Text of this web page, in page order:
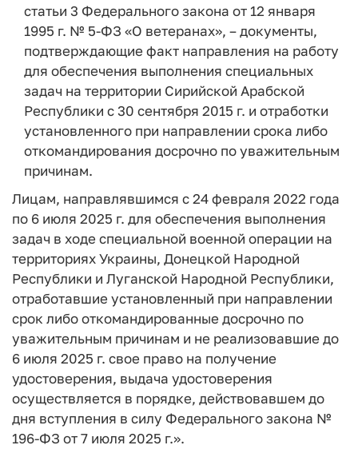
статьи 3 Федерального закона от 12 января
1995 г. № 5-ФЗ «О ветеранах», – документы,
подтверждающие факт направления на работу
для обеспечения выполнения специальных
задач на территории Сирийской Арабской
Республики с 30 сентября 2015 г. и отработки
установленного при направлении срока либо
откомандирования досрочно по уважительным
причинам.
Лицам, направлявшимся с 24 февраля 2022 года
по 6 июля 2025 г. для обеспечения выполнения
задач в ходе специальной военной операции на
территориях Украины, Донецкой Народной
Республики и Луганской Народной Республики,
отработавшие установленный при направлении
срок либо откомандированные досрочно по
уважительным причинам и не реализовавшие до
6 июля 2025 г. свое право на получение
удостоверения, выдача удостоверения
осуществляется в порядке, действовавшем до
дня вступления в силу Федерального закона №
196-ФЗ от 7 июля 2025 г.».